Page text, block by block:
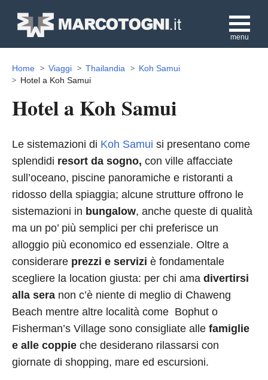
menu
Home Viaggi Thailandia
Koh Samui
Hotel a Koh Samui
Hotel a Koh Samui
Le sistemazioni di Koh Samui si presentano come
splendidi resort da sogno, con ville affacciate
sull’oceano, piscine panoramiche e ristoranti a
ridosso della spiaggia; alcune strutture offrono le
sistemazioni in bungalow, anche queste di qualità
ma un po’ più semplici per chi preferisce un
alloggio più economico ed essenziale. Oltre a
considerare prezzi e servizi è fondamentale
scegliere la location giusta: per chi ama divertirsi
alla sera non c’è niente di meglio di Chaweng
Beach mentre altre località come Bophut o
Fisherman’s Village sono consigliate alle famiglie
e alle coppie che desiderano rilassarsi con
giornate di shopping, mare ed escursioni.